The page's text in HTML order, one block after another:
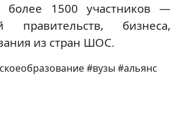
более 1500 участников —
правительств, бизнеса,
из стран ШОС.
#вузы #альянс